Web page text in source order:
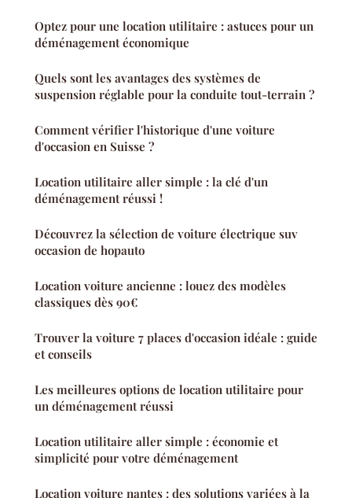
Optez pour une location utilitaire : astuces pour un
déménagement économique
Quels sont les avantages des systèmes de
suspension réglable pour la conduite tout-terrain ?
Comment vérifier l'historique d'une voiture
d'occasion en Suisse ?
Location utilitaire aller simple : la clé d'un
déménagement réussi !
Découvrez la sélection de voiture électrique suv
occasion de hopauto
Location voiture ancienne : louez des modèles
classiques dès 90€
Trouver la voiture 7 places d'occasion idéale : guide
et conseils
Les meilleures options de location utilitaire pour
un déménagement réussi
Location utilitaire aller simple : économie et
simplicité pour votre déménagement
Location voiture nantes : des solutions variées à la